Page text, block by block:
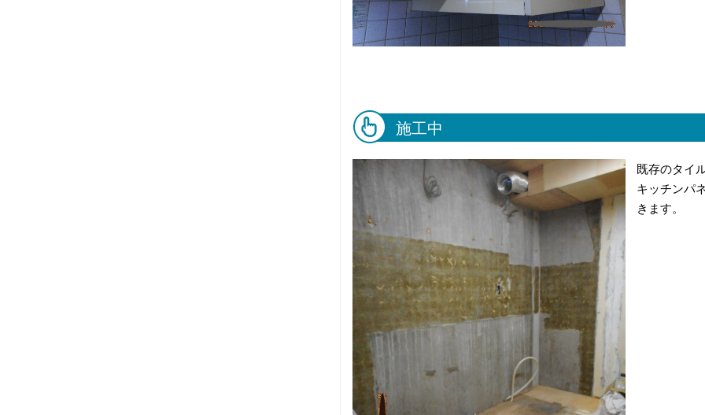
施工中
既存のタイ
キッチンパ
きます。